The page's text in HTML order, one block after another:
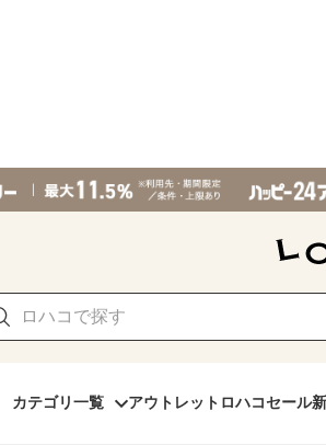
カテゴリ一覧 アウトレット ロハコセール